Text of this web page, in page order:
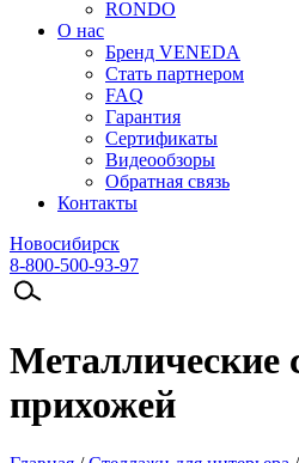
RONDO
О нас
Бренд VENEDA
Стать партнером
FAQ
Гарантия
Сертификаты
Видеообзоры
Обратная связь
Контакты
Новосибирск
8-800-500-93-97
Металлические
прихожей